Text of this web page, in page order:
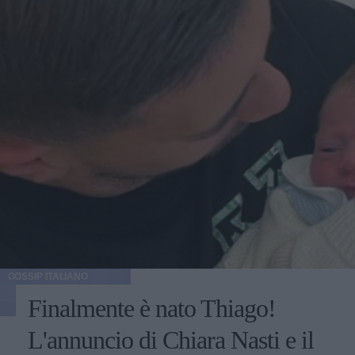
Finalmente è nato Thiago!
L'annuncio di Chiara Nasti e il